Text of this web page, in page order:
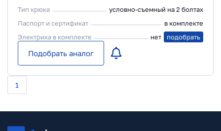
Тип крюка
условно-съемный на 2 болтах
Паспорт и сертификат
в комплекте
Электрика в комплекте
нет подобрать
Подобрать аналог
1